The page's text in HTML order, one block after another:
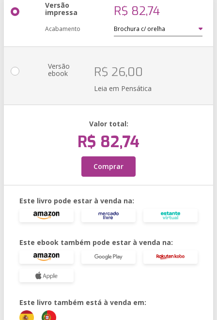
Versão
impressa R$ 82,74
Acabamento
Versão
ebook R$ 26,00
Leia em Pensática
Valor total:
R$ 82,74
Comprar
Este livro pode estar à venda na:
Este ebook também pode estar à venda na:
Este livro também está à venda em: